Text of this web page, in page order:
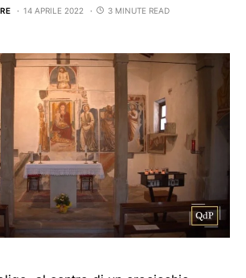
14 APRILE 2022 3 MINUTE READ